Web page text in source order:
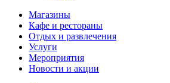
Магазины
Кафе и рестораны
Отдых и развлечения
Услуги
Мероприятия
Новости и акции